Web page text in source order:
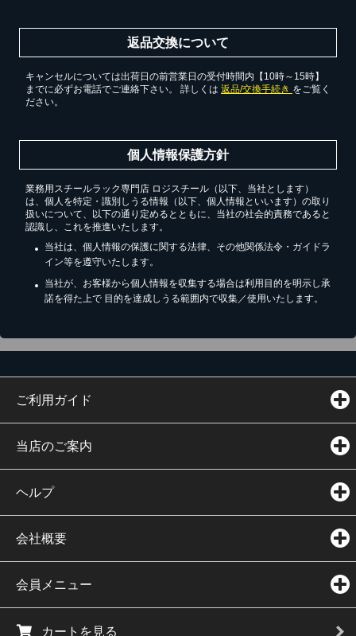
返品交換について
キャンセルについては出荷日の前営業日の受付時間内【10時～15時】
までに必ずお電話でご連絡下さい。 詳しくは 返品/交換手続き をご覧く
ださい。
個人情報保護方針
業務用スチールラック専門店 ロジスチール（以下、当社とします）
は、個人を特定・識別しうる情報（以下、個人情報といいます）の取り
扱いについて、以下の通り定めるとともに、当社の社会的責務であると
認識し、これを推進いたします。
当社は、個人情報の保護に関する法律、その他関係法令・ガイドラ
イン等を遵守いたします。
当社が、お客様から個人情報を収集する場合は利用目的を明示し承
諾を得た上で 目的を達成しうる範囲内で収集／使用いたします。
ご利用ガイド
当店のご案内
ヘルプ
会社概要
会員メニュー
カートを見る